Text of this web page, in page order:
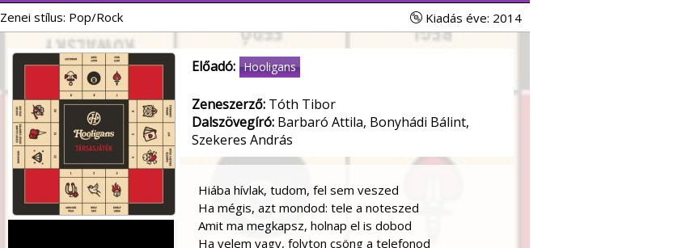
Zenei stílus: Pop/Rock Kiadás éve: 2014
Előadó: Hooligans
Zeneszerző: Tóth Tibor
Dalszövegíró: Barbaró Attila, Bonyhádi Bálint,
Szekeres András
Hiába hívlak, tudom, fel sem veszed
Ha mégis, azt mondod: tele a noteszed
Amit ma megkapsz, holnap el is dobod
Ha velem vagy, folyton csöng a telefonod